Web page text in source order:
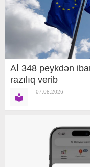
Aİ 348 peykdən
razılıq verib
07.08.2026